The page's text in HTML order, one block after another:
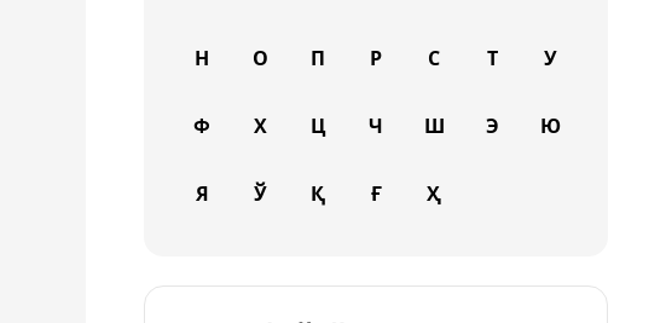
Н О П Р С Т У
Ф Х Ц Ч Ш Э Ю
Я Ў Қ Ғ Ҳ